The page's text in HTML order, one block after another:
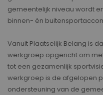
gemeentelijk niveau wordt
binnen- én
Vanuit Plaatselijk Belang is
werkgroep opgericht om
tot een gezamenlijk
werkgroep is de afgelopen
ondersteuning van de